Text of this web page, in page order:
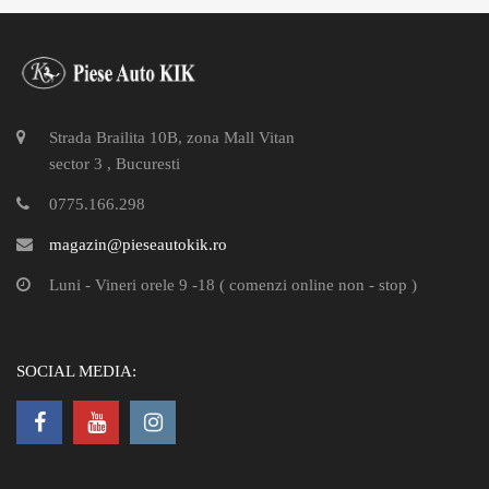
Strada Brailita 10B, zona Mall Vitan
sector 3 , Bucuresti
0775.166.298
magazin@pieseautokik.ro
Luni - Vineri orele 9 -18 ( comenzi online non - stop )
SOCIAL MEDIA: